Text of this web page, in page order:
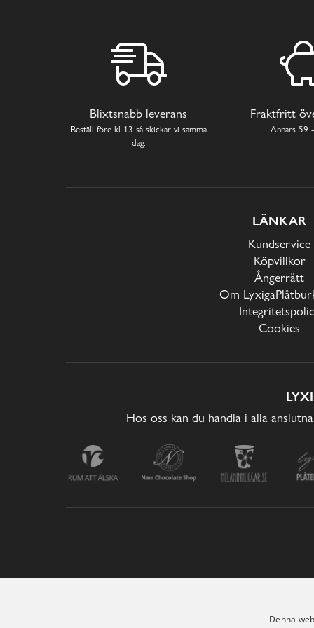
Blixtsnabb leverans
Beställ före kl 13 så skickar vi samma
dag.
Fraktfritt
Annars 59
LÄNKAR
Kundservice
Köpvillkor
Ångerrätt
Om
Cookies
Hos oss kan du handla i alla
Denna